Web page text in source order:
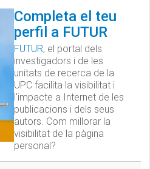
Completa el teu
perfil a FUTUR
FUTUR, el portal dels
investigadors i de les
unitats de recerca de la
UPC facilita la visibilitat i
l'impacte a Internet de les
publicacions i dels seus
autors. Com millorar la
visibilitat de la pàgina
personal?